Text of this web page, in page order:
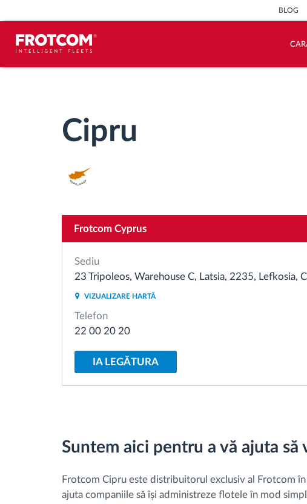
BLOG
Analiza stilului de condus
Monitorizarea timpilor de conducere
Descărcare tahograf remote
Controlul accesului
Identificarea automată a șoferului
Cipru
Frotcom Cyprus
Sediu
23 Tripoleos, Warehouse C, Latsia, 2235, Lefkosia,
VIZUALIZARE HARTĂ
Telefon
22 00 20 20
IA LEGĂTURA
Suntem aici pentru a vă ajuta
Frotcom Cipru este distribuitorul exclusiv al Frotcom
ajuta companiile să își administreze flotele în mod